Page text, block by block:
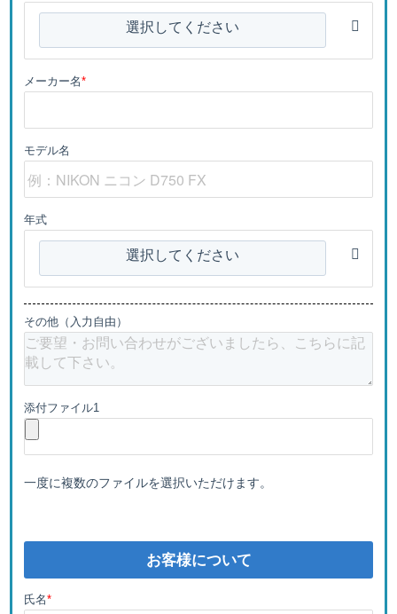
選択してください
メーカー名*
モデル名
年式
選択してください
その他（入力自由）
添付ファイル1
一度に複数のファイルを選択いただけます。
お客様について
氏名*